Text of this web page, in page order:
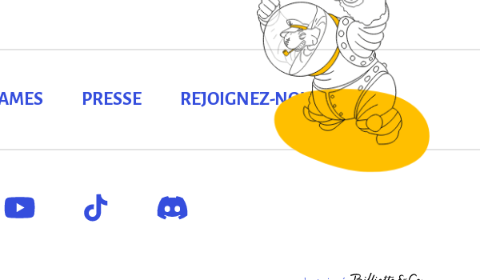
PRESSE REJOIGNEZ-NOUS !